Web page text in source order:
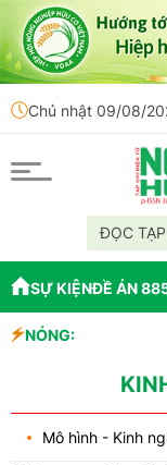
Chủ nhật 09/08/
ĐỌC
SỰ KIỆNĐỀ ÁN
NÓNG:
Mô hình - Kinh